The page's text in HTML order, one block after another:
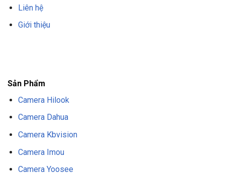
Liên hệ
Giới thiệu
Sản Phẩm
Camera Hilook
Camera Dahua
Camera Kbvision
Camera Imou
Camera Yoosee